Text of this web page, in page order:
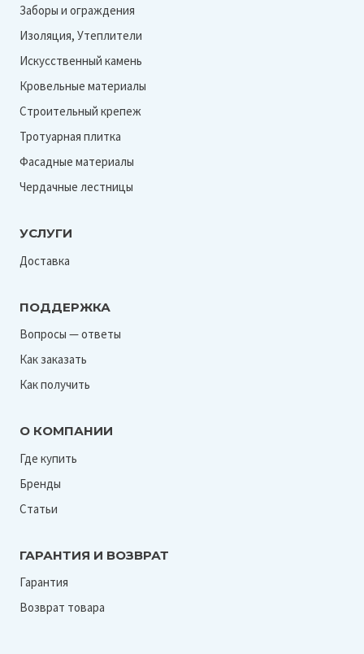
Заборы и ограждения
Изоляция, Утеплители
Искусственный камень
Кровельные материалы
Строительный крепеж
Тротуарная плитка
Фасадные материалы
Чердачные лестницы
УСЛУГИ
Доставка
ПОДДЕРЖКА
Вопросы — ответы
Как заказать
Как получить
О КОМПАНИИ
Где купить
Бренды
Статьи
ГАРАНТИЯ И ВОЗВРАТ
Гарантия
Возврат товара